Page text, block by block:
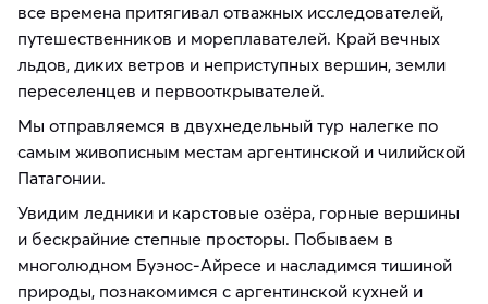
все времена притягивал отважных исследователей,
путешественников и мореплавателей. Край вечных
льдов, диких ветров и неприступных вершин, земли
переселенцев и первооткрывателей.
Мы отправляемся в двухнедельный тур налегке по
самым живописным местам аргентинской и чилийской
Патагонии.
Увидим ледники и карстовые озёра, горные вершины
и бескрайние степные просторы. Побываем в
многолюдном Буэнос-Айресе и насладимся тишиной
природы, познакомимся с аргентинской кухней и